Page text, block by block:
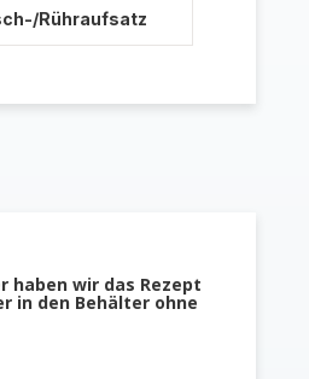
Rühraufsatz
haben wir das Rezept
in den Behälter ohne